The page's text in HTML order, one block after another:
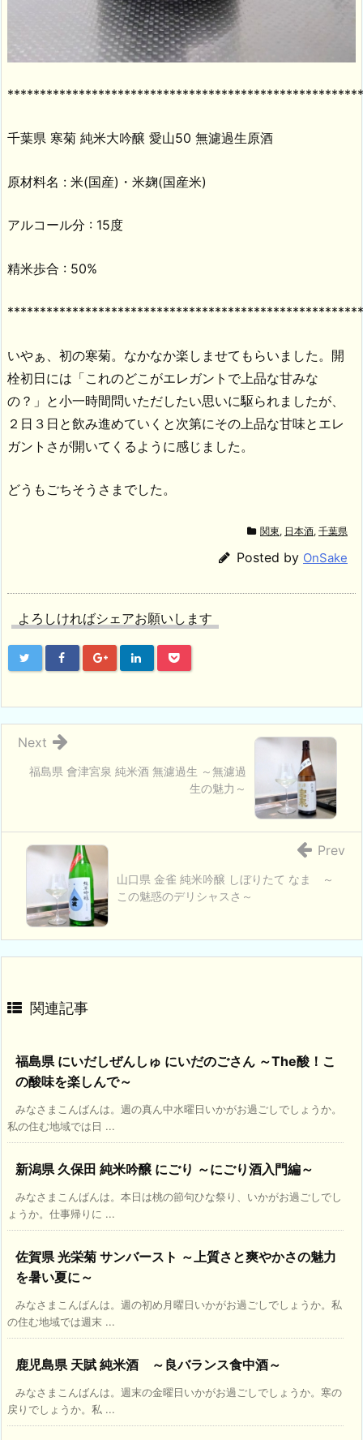
千葉県 寒菊 純米大吟醸 愛山50 無濾過生原酒
原材料名 : 米(国産)・米麹(国産米)
アルコール分 : 15度
精米歩合 : 50%
いやぁ、初の寒菊。なかなか楽しませてもらいました。開
栓初日には「これのどこがエレガントで上品な甘みな
の？」と小一時間問いただしたい思いに駆られましたが、
２日３日と飲み進めていくと次第にその上品な甘味とエレ
ガントさが開いてくるように感じました。
どうもごちそうさまでした。
関東, 日本酒, 千葉県
Posted by OnSake
よろしければシェアお願いします
福島県 會津宮泉 純米酒 無濾過生 ～無濾過
生の魅力～
Next
山口県 金雀 純米吟醸 しぼりたて なま ～
この魅惑のデリシャスさ～
Prev
関連記事
福島県 にいだしぜんしゅ にいだのごさん ～The酸！こ
の酸味を楽しんで～
みなさまこんばんは。週の真ん中水曜日いかがお過ごしでしょうか。
私の住む地域では日 ...
新潟県 久保田 純米吟醸 にごり ～にごり酒入門編～
みなさまこんばんは。本日は桃の節句ひな祭り、いかがお過ごしでし
ょうか。仕事帰りに ...
佐賀県 光栄菊 サンバースト ～上質さと爽やかさの魅力
を暑い夏に～
みなさまこんばんは。週の初め月曜日いかがお過ごしでしょうか。私
の住む地域では週末 ...
鹿児島県 天賦 純米酒 ～良バランス食中酒～
みなさまこんばんは。週末の金曜日いかがお過ごしでしょうか。寒の
戻りでしょうか。私 ...